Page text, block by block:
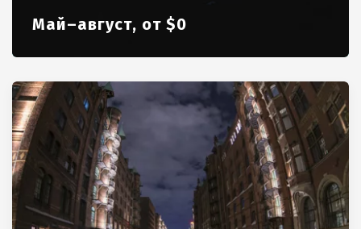
Май–август, от $0